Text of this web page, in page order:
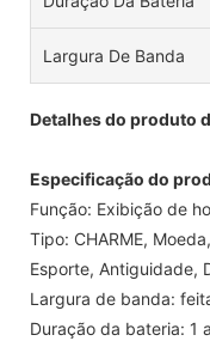
Largura De Banda
Detalhes do produto
Especificação do
Função: Exibição de
Tipo: CHARME,
Esporte, Antiguidade,
Largura de banda:
Duração da bateria: 1